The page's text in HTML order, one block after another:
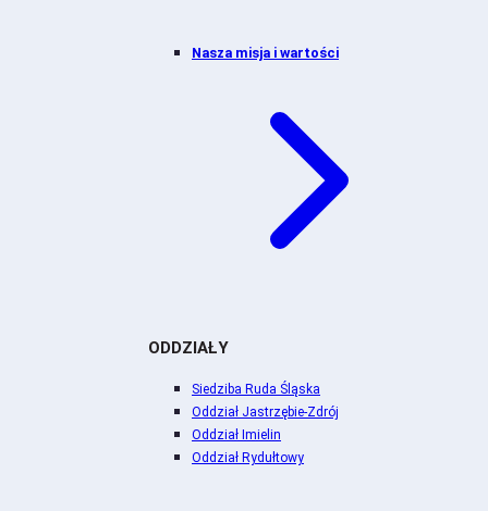
Nasza misja i wartości
ODDZIAŁY
Siedziba Ruda Śląska
Oddział Jastrzębie-Zdrój
Oddział Imielin
Oddział Rydułtowy